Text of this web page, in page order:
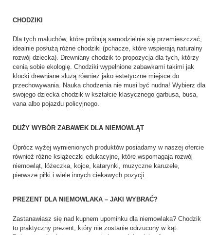
CHODZIKI
Dla tych maluchów, które próbują samodzielnie się przemieszczać,
idealnie posłużą różne chodziki (pchacze, które wspierają naturalny
rozwój dziecka). Drewniany chodzik to propozycja dla tych, którzy
cenią sobie ekologię. Chodziki wypełnione zabawkami takimi jak
klocki drewniane służą również jako estetyczne miejsce do
przechowywania. Nauka chodzenia nie musi być nudna! Wybierz dla
swojego dziecka chodzik w kształcie klasycznego garbusa, busa,
vana albo pojazdu policyjnego.
DUŻY WYBÓR ZABAWEK DLA NIEMOWLĄT
Oprócz wyżej wymienionych produktów posiadamy w naszej ofercie
również różne książeczki edukacyjne, które wspomagają rozwój
niemowląt, łóżeczka, kojce, katarynki, muzyczne karuzele,
pierwsze piłki i wiele innych ciekawych pozycji.
PREZENT DLA NIEMOWLAKA – JAKI WYBRAĆ?
Zastanawiasz się nad kupnem upominku dla niemowlaka? Chodzik
to praktyczny prezent, który nie zostanie odrzucony w kąt.